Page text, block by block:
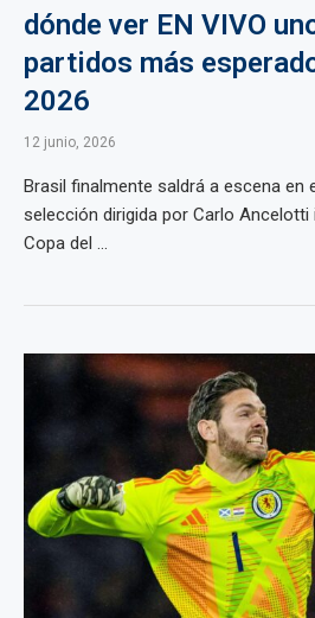
dónde ver EN VIVO
partidos más
2026
12 junio, 2026
Brasil finalmente saldrá a escena en
selección dirigida por Carlo
Copa del ...